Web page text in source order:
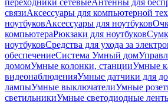
переходники сетевыеАнтенны для
связиАксессуары для компьютерной
ноутбуковАксессуары для ноутбуков
компьютераРюкзаки для ноутбуков
ноутбуковСредства для ухода за
обеспечениеСистема Умный дом
домомУмные колонки, станцииУмные
видеонаблюденияУмные датчики для
лампыУмные выключателиУмные
светильникиУмные светодиодные